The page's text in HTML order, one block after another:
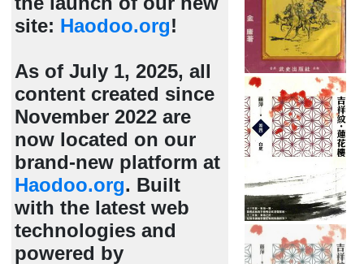
site: Haodoo.org!
As of July 1, 2025, all
content created since
November 2022 are
now located on our
brand-new platform at
Haodoo.org. Built
with the latest web
technologies and
powered by